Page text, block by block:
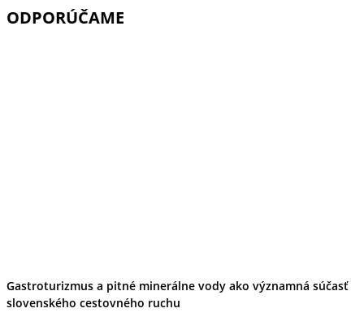
Košický kraj
Tipy
ODPORÚČAME
Gastroturizmus a pitné minerálne vody ako významná súčasť
slovenského cestovného ruchu